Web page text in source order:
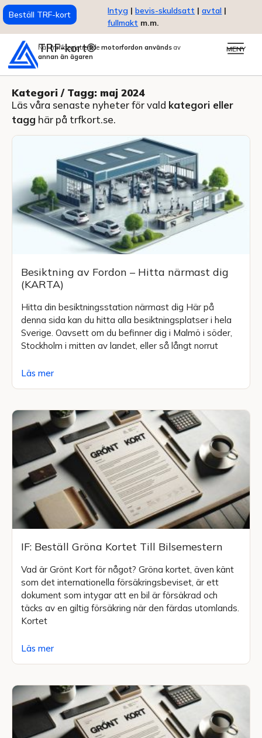
Beställ TRF-kort Intyg | bevis-skuldsatt | avtal |
fullmakt m.m.
TRF-kort®
När trafikregistrerade motorfordon används av
annan än ägaren
MENY
Kategori / Tagg: maj 2024
Läs våra senaste nyheter för vald kategori eller
tagg här på trfkort.se.
Besiktning av Fordon – Hitta närmast dig
(KARTA)
Hitta din besiktningsstation närmast dig Här på
denna sida kan du hitta alla besiktningsplatser i hela
Sverige. Oavsett om du befinner dig i Malmö i söder,
Stockholm i mitten av landet, eller så långt norrut
Läs mer
IF: Beställ Gröna Kortet Till Bilsemestern
Vad är Grönt Kort för något? Gröna kortet, även känt
som det internationella försäkringsbeviset, är ett
dokument som intygar att en bil är försäkrad och
täcks av en giltig försäkring när den färdas utomlands.
Kortet
Läs mer